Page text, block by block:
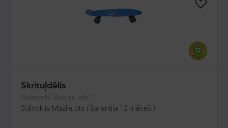
Skrituļdēlis
Salaspils, Skolas iela 11
Stāvoklis Mazlietots (Garantija 12 mēneši)